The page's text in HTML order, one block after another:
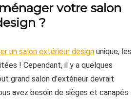
votre salon
?
un salon extérieur design unique, les
! Cependant, il y a quelques
grand salon d’extérieur devrait
avez besoin de sièges et canapés